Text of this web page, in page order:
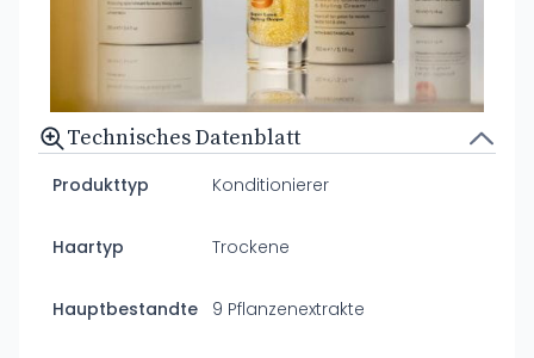
Technisches Datenblatt
Produkttyp Konditionierer
Haartyp Trockene
Hauptbestandteile9 Pflanzenextrakte